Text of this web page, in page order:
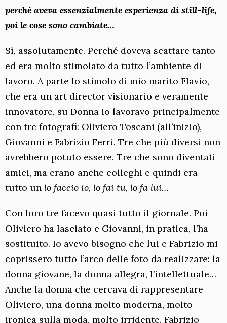
perché aveva essenzialmente esperienza di still-life,
poi le cose sono cambiate…
Sì, assolutamente. Perché doveva scattare tanto
ed era molto stimolato da tutto l’ambiente di
lavoro. A parte lo stimolo di mio marito Flavio,
che era un art director visionario e veramente
innovatore, su Donna io lavoravo principalmente
con tre fotografi: Oliviero Toscani (all’inizio),
Giovanni e Fabrizio Ferri. Tre che più diversi non
avrebbero potuto essere. Tre che sono diventati
amici, ma erano anche colleghi e quindi era
tutto un lo faccio io, lo fai tu, lo fa lui…
Con loro tre facevo quasi tutto il giornale. Poi
Oliviero ha lasciato e Giovanni, in pratica, l’ha
sostituito. Io avevo bisogno che lui e Fabrizio mi
coprissero tutto l’arco delle foto da realizzare: la
donna giovane, la donna allegra, l’intellettuale…
Anche la donna che cercava di rappresentare
Oliviero, una donna molto moderna, molto
ironica sulla moda, molto irridente. Fabrizio